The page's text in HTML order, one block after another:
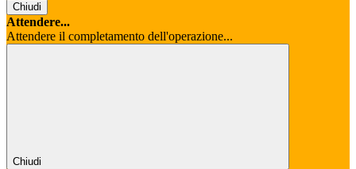
Chiudi
Attendere...
Attendere il completamento dell'operazione...
Chiudi